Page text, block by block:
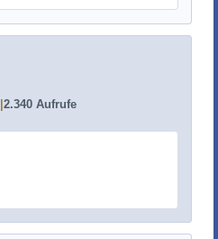
2.340 Aufrufe